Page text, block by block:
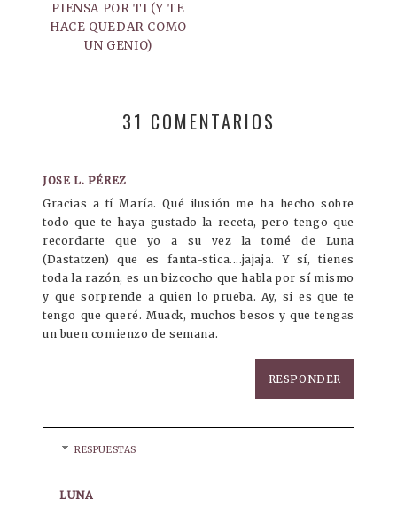
PIENSA POR TI (Y TE
HACE QUEDAR COMO
UN GENIO)
31 COMENTARIOS
JOSE L. PÉREZ
Gracias a tí María. Qué ilusión me ha hecho sobre
todo que te haya gustado la receta, pero tengo que
recordarte que yo a su vez la tomé de Luna
(Dastatzen) que es fanta-stica....jajaja. Y sí, tienes
toda la razón, es un bizcocho que habla por sí mismo
y que sorprende a quien lo prueba. Ay, si es que te
tengo que queré. Muack, muchos besos y que tengas
un buen comienzo de semana.
RESPONDER
RESPUESTAS
LUNA